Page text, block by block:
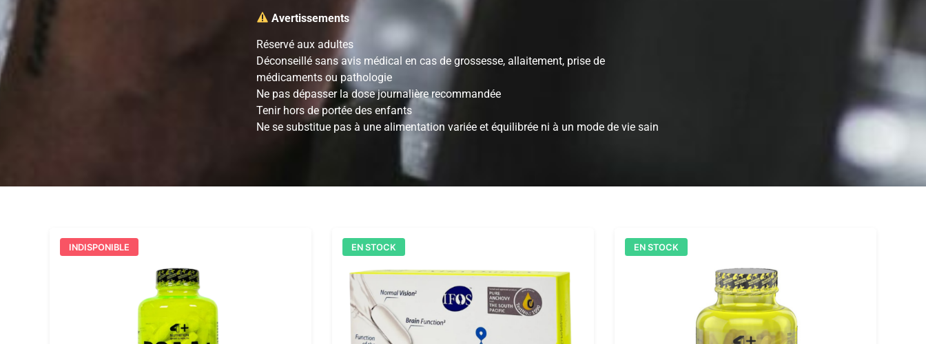
Avertissements
Réservé aux adultes
Déconseillé sans avis médical en cas de grossesse, allaitement, prise de
médicaments ou pathologie
Ne pas dépasser la dose journalière recommandée
Tenir hors de portée des enfants
Ne se substitue pas à une alimentation variée et équilibrée ni à un mode de vie sain
INDISPONIBLE EN STOCK EN STOCK